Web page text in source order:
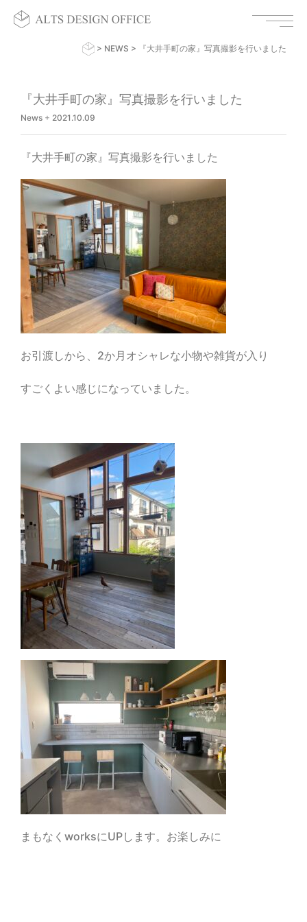
> NEWS > 『大井手町の家』写真撮影を行いました
『大井手町の家』写真撮影を行いました
News + 2021.10.09
『大井手町の家』写真撮影を行いました
お引渡しから、2か月オシャレな小物や雑貨が入り
すごくよい感じになっていました。
まもなくworksにUPします。お楽しみに